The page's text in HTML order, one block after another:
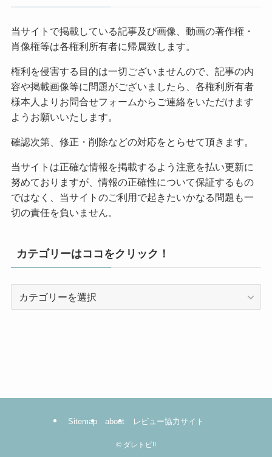
当サイトで掲載している記事及び画像、動画の著作権・
肖像権等は各権利所有者に帰属致します。
権利を侵害する目的は一切ございませんので、記事の内
容や掲載画像等に問題がございましたら、各権利所有者
様本人よりお問合せフォームからご連絡をいただけます
ようお願いいたします。
確認次第、修正・削除などの対応をとらせて頂きます。
当サイトは正確な情報を掲載するよう注意を払い更新に
努めておりますが、情報の正確性について保証するもの
ではなく、当サイトのご利用で起きたいかなる問題も一
切の責任を負いません。
カテゴリーはココをクリック！
コ
Sitemap about レビュー協力サイト
© ダレトピ!!